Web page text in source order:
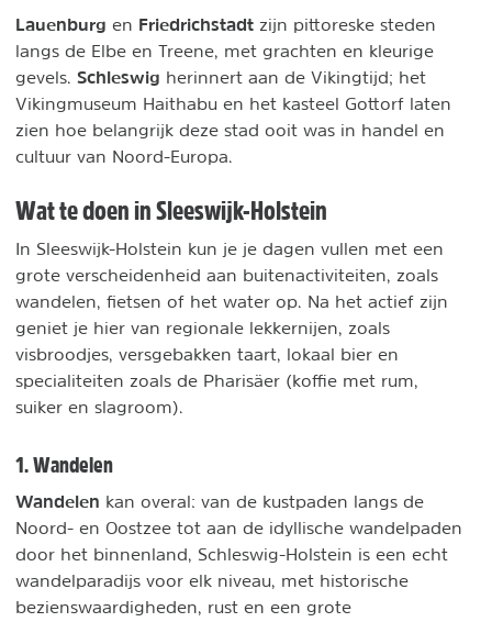
Lauenburg en Friedrichstadt zijn pittoreske steden
langs de Elbe en Treene, met grachten en kleurige
gevels. Schleswig herinnert aan de Vikingtijd; het
Vikingmuseum Haithabu en het kasteel Gottorf laten
zien hoe belangrijk deze stad ooit was in handel en
cultuur van Noord-Europa.
Wat te doen in Sleeswijk-Holstein
In Sleeswijk-Holstein kun je je dagen vullen met een
grote verscheidenheid aan buitenactiviteiten, zoals
wandelen, fietsen of het water op. Na het actief zijn
geniet je hier van regionale lekkernijen, zoals
visbroodjes, versgebakken taart, lokaal bier en
specialiteiten zoals de Pharisäer (koffie met rum,
suiker en slagroom).
1. Wandelen
Wandelen kan overal: van de kustpaden langs de
Noord- en Oostzee tot aan de idyllische wandelpaden
door het binnenland, Schleswig-Holstein is een echt
wandelparadijs voor elk niveau, met historische
bezienswaardigheden, rust en een grote